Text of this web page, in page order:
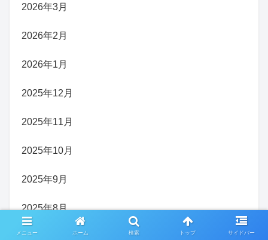
2026年3月
2026年2月
2026年1月
2025年12月
2025年11月
2025年10月
2025年9月
2025年8月
2025年7月
メニュー ホーム 検索 トップ サイドバー